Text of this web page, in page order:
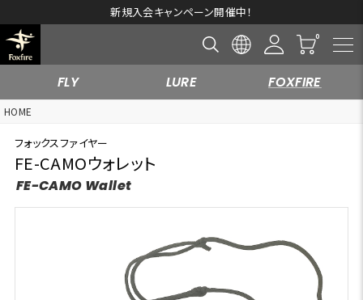
新規入会キャンペーン開催中！
FLY LURE FOXFIRE
HOME
フォックスファイヤー
FE-CAMOウォレット
FE-CAMO Wallet